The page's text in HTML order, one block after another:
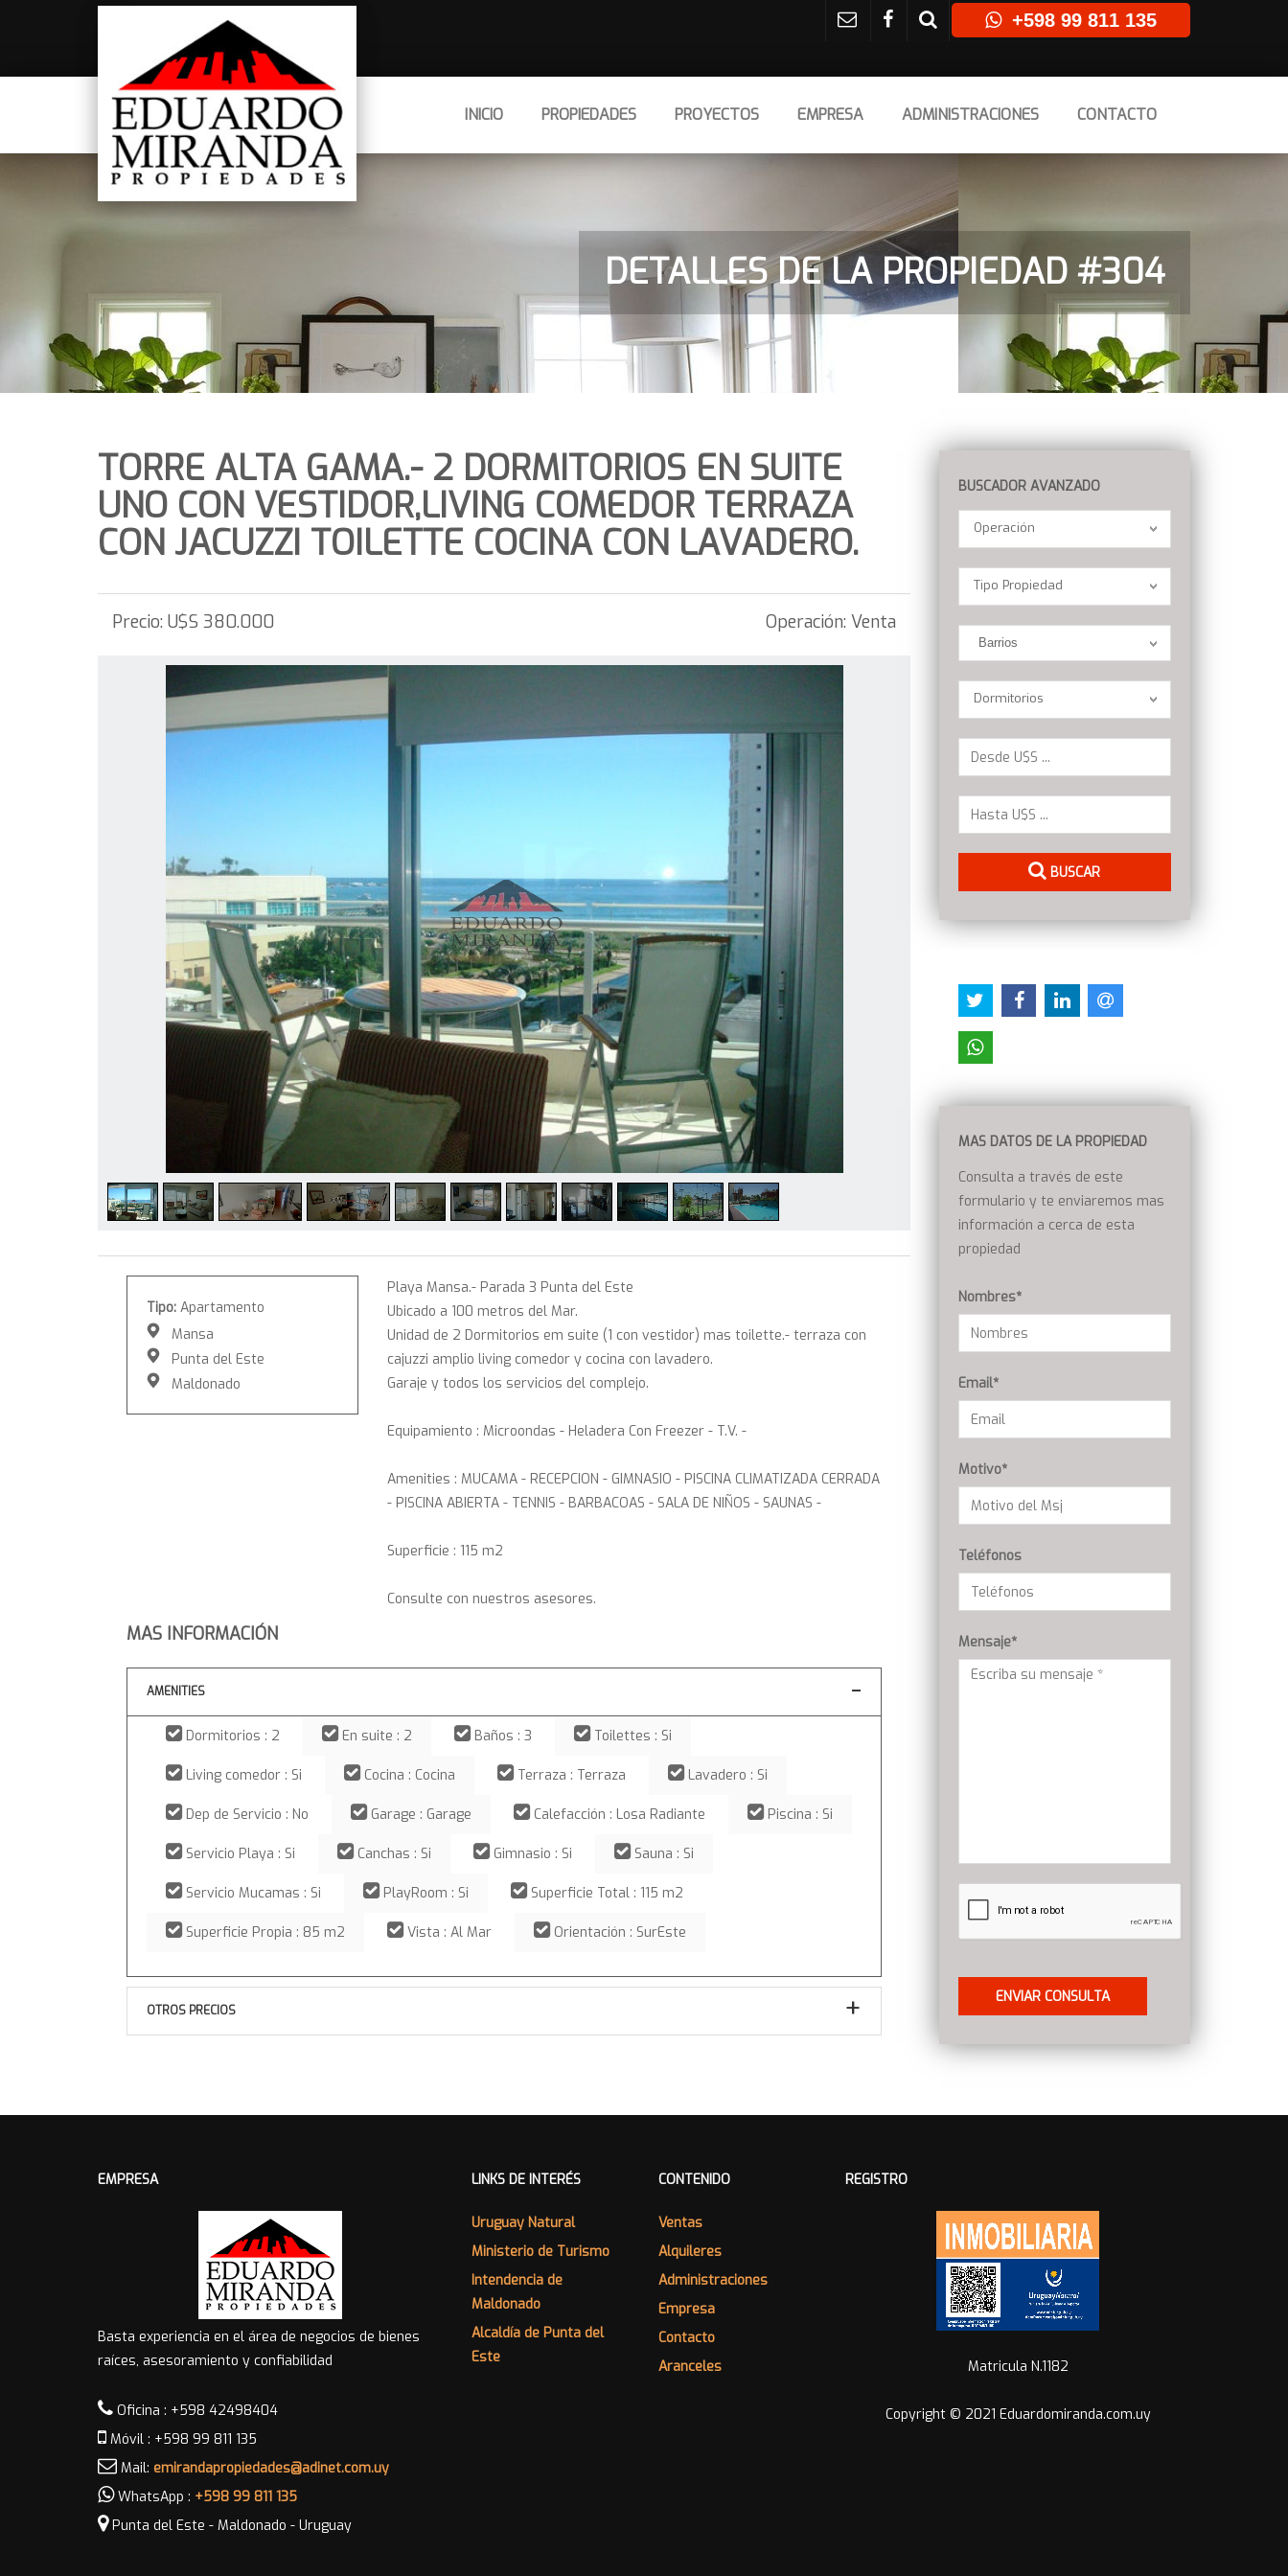
+598 99 811 135
INICIO PROPIEDADES PROYECTOS EMPRESA ADMINISTRACIONES CONTACTO
DETALLES DE LA PROPIEDAD #304
TORRE ALTA GAMA.- 2 DORMITORIOS EN SUITE
UNO CON VESTIDOR,LIVING COMEDOR TERRAZA
CON JACUZZI TOILETTE COCINA CON LAVADERO.
Precio: U$S 380.000 Operación: Venta
Tipo: Apartamento
Mansa
Punta del Este
Maldonado
Playa Mansa.- Parada 3 Punta del Este
Ubicado a 100 metros del Mar.
Unidad de 2 Dormitorios em suite (1 con vestidor) mas toilette.- terraza con
cajuzzi amplio living comedor y cocina con lavadero.
Garaje y todos los servicios del complejo.
Equipamiento : Microondas - Heladera Con Freezer - T.V. -
Amenities : MUCAMA - RECEPCION - GIMNASIO - PISCINA CLIMATIZADA CERRADA
- PISCINA ABIERTA - TENNIS - BARBACOAS - SALA DE NIÑOS - SAUNAS -
Superficie : 115 m2
Consulte con nuestros asesores.
MAS INFORMACIÓN
AMENITIES
Dormitorios : 2 En suite : 2 Baños : 3 Toilettes : Si
Living comedor : Si Cocina : Cocina Terraza : Terraza Lavadero : Si
Dep de Servicio : No Garage : Garage Calefacción : Losa Radiante Piscina : Si
Servicio Playa : Si Canchas : Si Gimnasio : Si Sauna : Si
Servicio Mucamas : Si PlayRoom : Si Superficie Total : 115 m2
Superficie Propia : 85 m2 Vista : Al Mar Orientación : SurEste
OTROS PRECIOS
BUSCADOR AVANZADO
Operación
Operación
Location
Tipo Propiedad
Barrios
Dormitorios
Dormitorios
BUSCAR
MAS DATOS DE LA PROPIEDAD
Consulta a través de este
formulario y te enviaremos mas
información a cerca de esta
propiedad
Nombres*
Email*
Motivo*
Teléfonos
Mensaje*
EMPRESA
Basta experiencia en el área de negocios de bienes
raíces, asesoramiento y confiabilidad
Oficina : +598 42498404
Móvil : +598 99 811 135
Mail: emirandapropiedades@adinet.com.uy
WhatsApp : +598 99 811 135
Punta del Este - Maldonado - Uruguay
LINKS DE INTERÉS
Uruguay Natural
Ministerio de Turismo
Intendencia de
Maldonado
Alcaldía de Punta del
Este
CONTENIDO
Ventas
Alquileres
Administraciones
Empresa
Contacto
Aranceles
REGISTRO
Matricula N.1182
Copyright © 2021 Eduardomiranda.com.uy